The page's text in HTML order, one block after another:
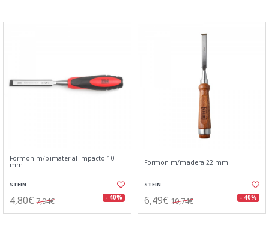
Formon m/bimaterial impacto 10
mm
STEIN
4,80€ 7,94€ - 40%
Formon m/madera 22 mm
STEIN
6,49€ 10,74€ - 40%